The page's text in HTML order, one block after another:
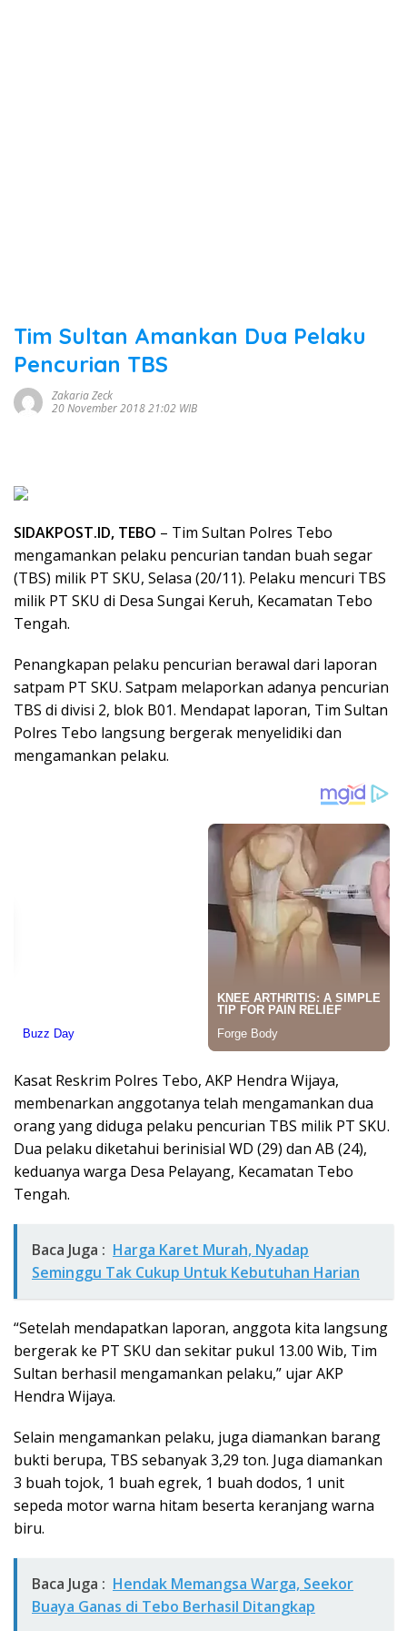
Tim Sultan Amankan Dua Pelaku
Pencurian TBS
Zakaria Zeck
20 November 2018 21:02 WIB
SIDAKPOST.ID, TEBO – Tim Sultan Polres Tebo
mengamankan pelaku pencurian tandan buah segar
(TBS) milik PT SKU, Selasa (20/11). Pelaku mencuri TBS
milik PT SKU di Desa Sungai Keruh, Kecamatan Tebo
Tengah.
Penangkapan pelaku pencurian berawal dari laporan
satpam PT SKU. Satpam melaporkan adanya pencurian
TBS di divisi 2, blok B01. Mendapat laporan, Tim Sultan
Polres Tebo langsung bergerak menyelidiki dan
mengamankan pelaku.
Kasat Reskrim Polres Tebo, AKP Hendra Wijaya,
membenarkan anggotanya telah mengamankan dua
orang yang diduga pelaku pencurian TBS milik PT SKU.
Dua pelaku diketahui berinisial WD (29) dan AB (24),
keduanya warga Desa Pelayang, Kecamatan Tebo
Tengah.
Baca Juga : Harga Karet Murah, Nyadap
Seminggu Tak Cukup Untuk Kebutuhan Harian
“Setelah mendapatkan laporan, anggota kita langsung
bergerak ke PT SKU dan sekitar pukul 13.00 Wib, Tim
Sultan berhasil mengamankan pelaku,” ujar AKP
Hendra Wijaya.
Selain mengamankan pelaku, juga diamankan barang
bukti berupa, TBS sebanyak 3,29 ton. Juga diamankan
3 buah tojok, 1 buah egrek, 1 buah dodos, 1 unit
sepeda motor warna hitam beserta keranjang warna
biru.
Baca Juga : Hendak Memangsa Warga, Seekor
Buaya Ganas di Tebo Berhasil Ditangkap